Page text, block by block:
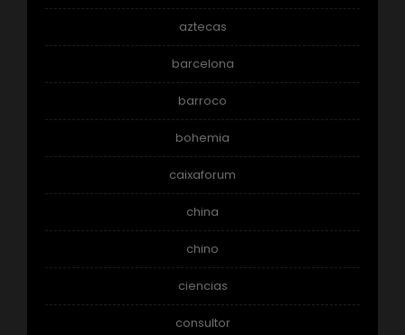
aztecas
barcelona
barroco
bohemia
caixaforum
china
chino
ciencias
consultor